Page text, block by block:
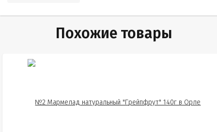
Похожие товары